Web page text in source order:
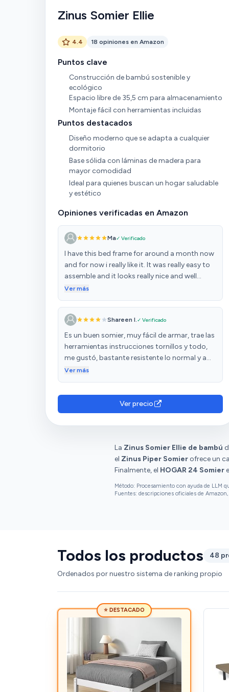
Zinus Somier Ellie
4.4 18 opiniones en Amazon
Puntos clave
Construcción de bambú sostenible y
ecológico
Espacio libre de 35,5 cm para almacenamiento
Montaje fácil con herramientas incluidas
Puntos destacados
Diseño moderno que se adapta a cualquier
dormitorio
Base sólida con láminas de madera para
mayor comodidad
Ideal para quienes buscan un hogar saludable
y estético
Opiniones verificadas en Amazon
Ma✓ Verificado
I have this bed frame for around a month now
and for now i really like it. It was really easy to
assemble and it looks really nice and well
made
Ver más
Shareen I.✓ Verificado
Es un buen somier, muy fácil de armar, trae las
herramientas instrucciones tornillos y todo,
me gustó, bastante resistente lo normal y a
buen precio, el único problema que he tenido
primera vez que lo pedí me lo cancelaron sin
explicación, hice un segundo intento y pagué
el envío caro y llegó en el tiempo y todo justo,
quieres gastar mucho y buscas un somier
Ver más
Ver precio
La Zinus Somier Ellie de bambú
el Zinus Piper Somier ofrece un
Finalmente, el HOGAR 24 Somier
Método: Procesamiento con ayuda de LLM
Fuentes: descripciones oficiales de
Todos los productos 48
Ordenados por nuestro sistema de ranking propio
⭐ DESTACADO